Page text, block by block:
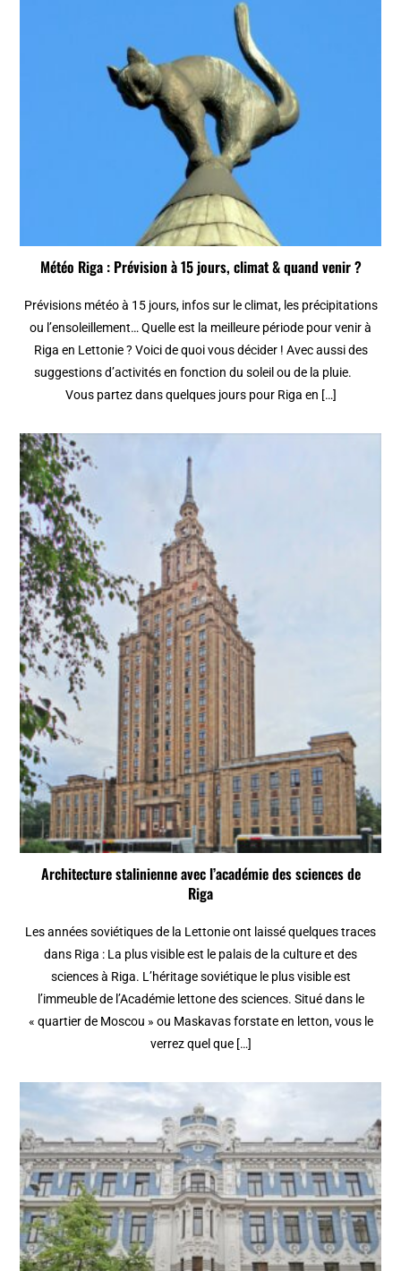
Météo Riga : Prévision à 15 jours, climat & quand venir ?
Prévisions météo à 15 jours, infos sur le climat, les précipitations
ou l’ensoleillement… Quelle est la meilleure période pour venir à
Riga en Lettonie ? Voici de quoi vous décider ! Avec aussi des
suggestions d’activités en fonction du soleil ou de la pluie.
Vous partez dans quelques jours pour Riga en […]
Architecture stalinienne avec l’académie des sciences de
Riga
Les années soviétiques de la Lettonie ont laissé quelques traces
dans Riga : La plus visible est le palais de la culture et des
sciences à Riga. L’héritage soviétique le plus visible est
l’immeuble de l’Académie lettone des sciences. Situé dans le
« quartier de Moscou » ou Maskavas forstate en letton, vous le
verrez quel que […]